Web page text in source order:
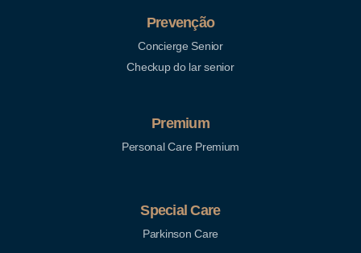
Prevenção
Concierge Senior
Checkup do lar senior
Premium
Personal Care Premium
Special Care
Parkinson Care